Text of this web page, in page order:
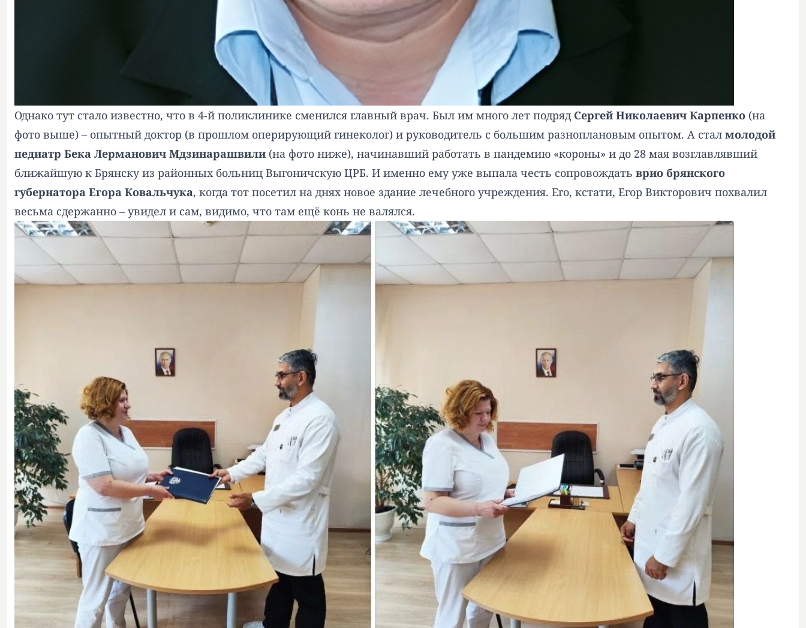
Однако тут стало известно, что в 4-й поликлинике сменился главный врач. Был им много лет подряд Сергей Николаевич Карпенко (на
фото выше) – опытный доктор (в прошлом оперирующий гинеколог) и руководитель с большим разноплановым опытом. А стал молодой
педиатр Бека Лерманович Мдзинарашвили(на фото ниже), начинавший работать в пандемию «короны» и до 28 мая возглавлявший
ближайшую к Брянску из районных больниц Выгоничскую ЦРБ. И именно ему уже выпала честь сопровождать врио брянского
губернатора Егора Ковальчука, когда тот посетил на днях новое здание лечебного учреждения. Его, кстати, Егор Викторович похвалил
весьма сдержанно – увидел и сам, видимо, что там ещё конь не валялся.